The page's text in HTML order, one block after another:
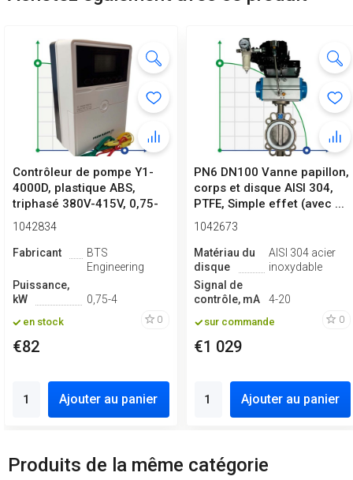
Contrôleur de pompe Y1-
4000D, plastique ABS,
triphasé 380V-415V, 0,75-
4kW
1042834
Fabricant
BTS
Engineering
Puissance,
kW
0,75-4
en stock 0
€82
Ajouter au panier
PN6 DN100 Vanne papillon,
corps et disque AISI 304,
PTFE, Simple effet (avec ...
1042673
Matériau du
disque
AISI 304 acier
inoxydable
Signal de
contrôle, mA
4-20
sur commande 0
€1 029
Ajouter au panier
Produits de la même catégorie